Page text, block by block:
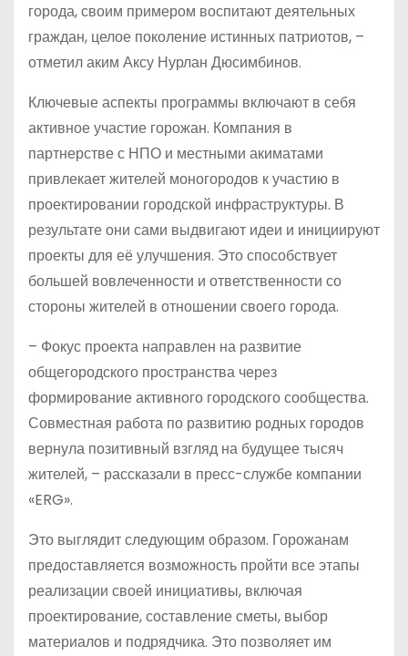
города, своим примером воспитают деятельных
граждан, целое поколение истинных патриотов, –
отметил аким Аксу Нурлан Дюсимбинов.
Ключевые аспекты программы включают в себя
активное участие горожан. Компания в
партнерстве с НПО и местными акиматами
привлекает жителей моногородов к участию в
проектировании городской инфраструктуры. В
результате они сами выдвигают идеи и инициируют
проекты для её улучшения. Это способствует
большей вовлеченности и ответственности со
стороны жителей в отношении своего города.
– Фокус проекта направлен на развитие
общегородского пространства через
формирование активного городского сообщества.
Совместная работа по развитию родных городов
вернула позитивный взгляд на будущее тысяч
жителей, – рассказали в пресс-службе компании
«ERG».
Это выглядит следующим образом. Горожанам
предоставляется возможность пройти все этапы
реализации своей инициативы, включая
проектирование, составление сметы, выбор
материалов и подрядчика. Это позволяет им